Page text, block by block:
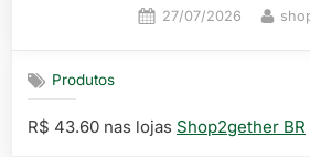
Posted
27/07/2026 By
Produtos
R$ 43.60 nas lojas Shop2gether BR